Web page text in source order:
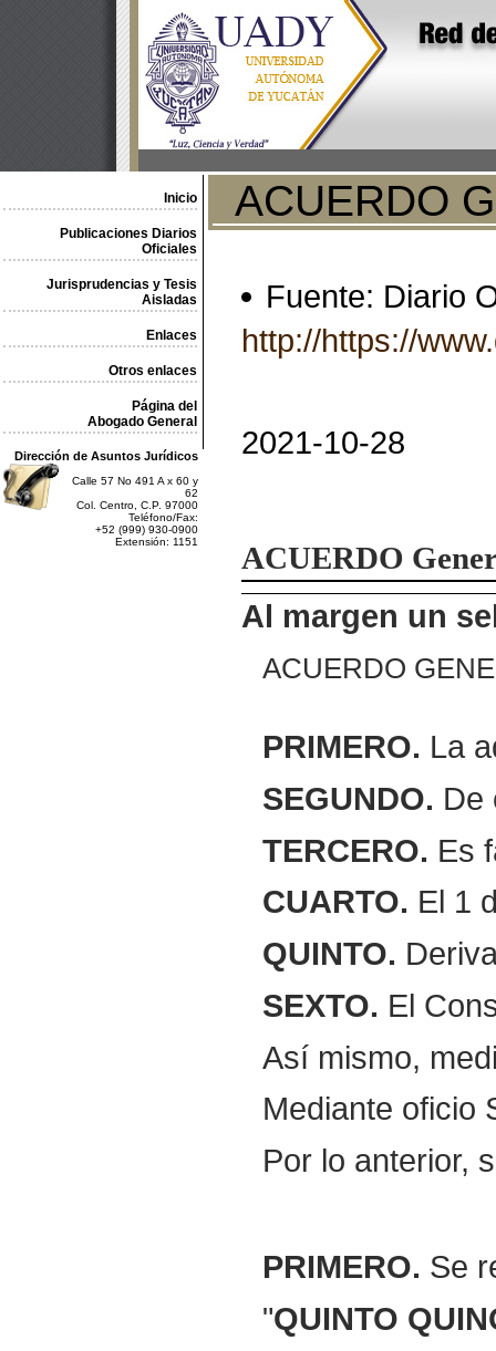
Inicio
Publicaciones Diarios
Oficiales
Jurisprudencias y Tesis
Aisladas
Enlaces
Otros enlaces
Página del
Abogado General
Dirección de Asuntos Jurídicos
Calle 57 No 491 A x 60 y
62
Col. Centro, C.P. 97000
Teléfono/Fax:
+52 (999) 930-0900
Extensión: 1151
ACUERDO
Fuente: Diario
http://https://
2021-10-28
ACUERDO
Al margen un
ACUERDO
PRIMERO. La
SEGUNDO. De
TERCERO. Es
CUARTO. El 1
QUINTO.
SEXTO. El
Así mismo,
Mediante oficio
Por lo anterior,
PRIMERO. Se
"QUINTO